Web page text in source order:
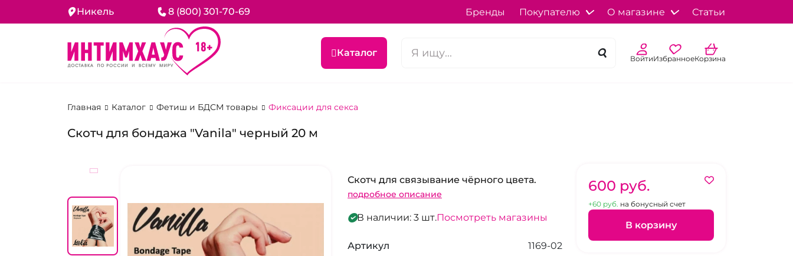
Никель 8 (800) 301-70-69 Бренды Покупателю О магазине Статьи
Каталог ВойтиИзбранноеКорзина
Главная Каталог Фетиш и БДСМ товары Фиксации для секса
Скотч для бондажа "Vanila" черный 20 м
Скотч для связывание чёрного цвета.
подробное описание
В наличии: 3 шт.Посмотреть магазины
Артикул 1169-02
600 pуб.
+60 pуб. на бонусный счет
В корзину